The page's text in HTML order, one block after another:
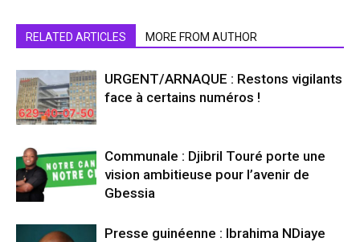
RELATED ARTICLES MORE FROM AUTHOR
URGENT/ARNAQUE : Restons vigilants
face à certains numéros !
Communale : Djibril Touré porte une
vision ambitieuse pour l’avenir de
Gbessia
Presse guinéenne : Ibrahima NDiaye